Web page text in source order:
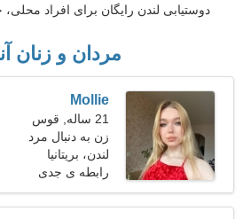
دوستیابی لندن رایگان برای افراد محلی،
مردان و زنان
Mollie
21 ساله, قوس
زن به دنبال مرد
لندن، بریتانیا
رابطه ی جدی